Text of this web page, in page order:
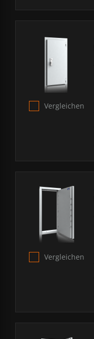
Vergleichen
Vergleichen